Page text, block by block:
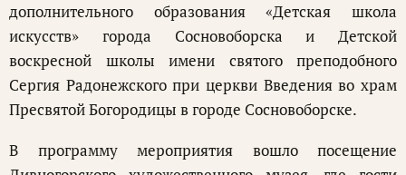
дополнительного образования «Детская школа
искусств» города Сосновоборска и Детской
воскресной школы имени святого преподобного
Сергия Радонежского при церкви Введения во храм
Пресвятой Богородицы в городе Сосновоборске.
В программу мероприятия вошло посещение